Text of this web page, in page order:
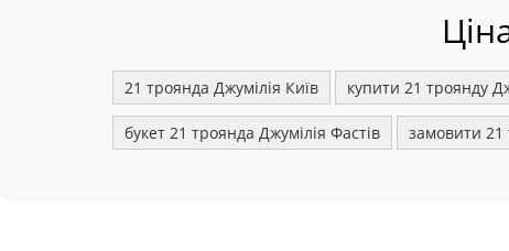
21 троянда Джумілія Київ купити 21 троянду
букет 21 троянда Джумілія Фастів замовити 21